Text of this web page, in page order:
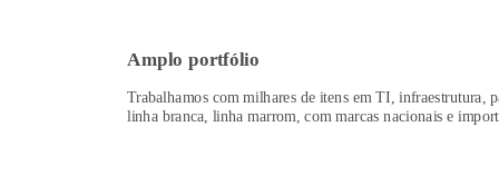
Amplo portfólio
Trabalhamos com milhares de itens em TI, infraestrutura,
linha branca, linha marrom, com marcas nacionais e